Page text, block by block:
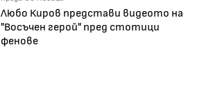
Любо Киров представи видеото на
"Восъчен герой" пред стотици
фенове